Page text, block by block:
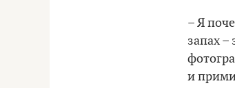
–Я
запах –
и